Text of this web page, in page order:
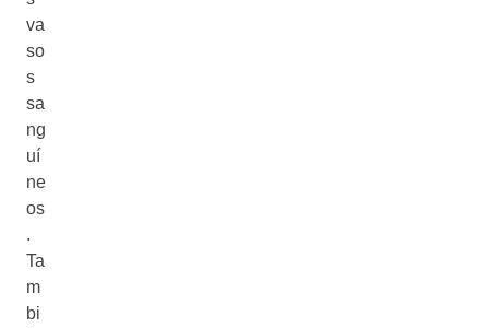
va
so
s
sa
ng
uí
ne
os
.
Ta
m
bi